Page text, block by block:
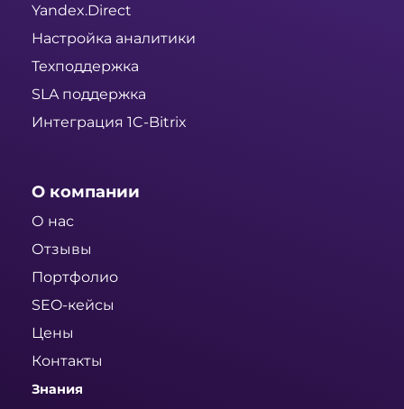
Yandex.Direct
Настройка аналитики
Техподдержка
SLA поддержка
Интеграция 1C-Bitrix
О компании
О нас
Отзывы
Портфолио
SEO-кейсы
Цены
Контакты
Знания